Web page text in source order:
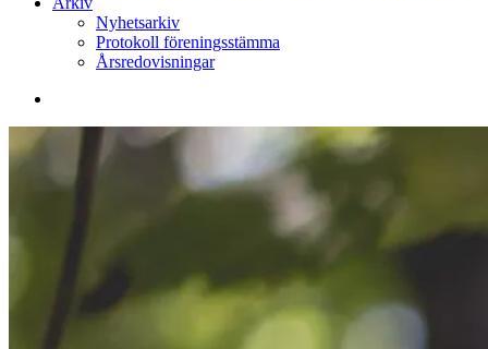
Nyhetsarkiv
Protokoll föreningsstämma
Årsredovisningar